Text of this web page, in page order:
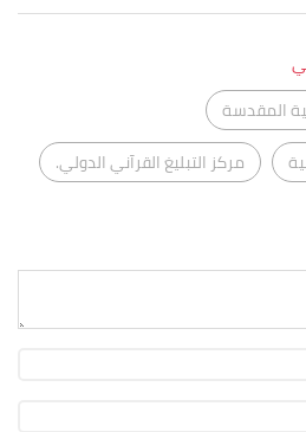
المقدسة
مركز التبليغ القرآني الدولي.